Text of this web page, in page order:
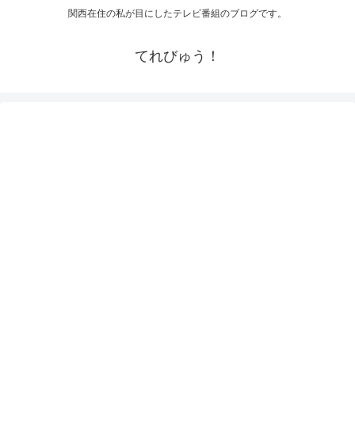
関西在住の私が目にしたテレビ番組のブログです。
てれびゅう！